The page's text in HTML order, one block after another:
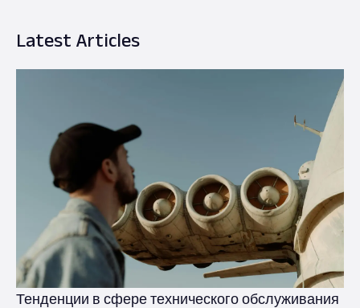
Latest Articles
Тенденции в сфере технического обслуживания